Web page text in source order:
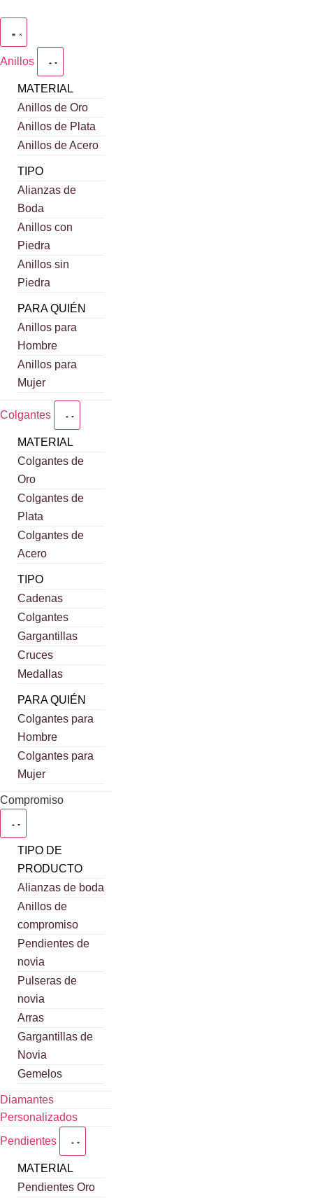
Anillos
MATERIAL
Anillos de Oro
Anillos de Plata
Anillos de Acero
TIPO
Alianzas de
Boda
Anillos con
Piedra
Anillos sin
Piedra
PARA QUIÉN
Anillos para
Hombre
Anillos para
Mujer
Colgantes
MATERIAL
Colgantes de
Oro
Colgantes de
Plata
Colgantes de
Acero
TIPO
Cadenas
Colgantes
Gargantillas
Cruces
Medallas
PARA QUIÉN
Colgantes para
Hombre
Colgantes para
Mujer
Compromiso
TIPO DE
PRODUCTO
Alianzas de boda
Anillos de
compromiso
Pendientes de
novia
Pulseras de
novia
Arras
Gargantillas de
Novia
Gemelos
Diamantes
Personalizados
Pendientes
MATERIAL
Pendientes Oro